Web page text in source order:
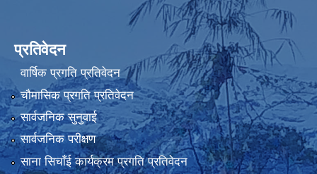
प्रतिवेदन
वार्षिक प्रगति प्रतिवेदन
चौमासिक प्रगति प्रतिवेदन
सार्वजनिक सुनुवाई
सार्वजनिक परीक्षण
साना सिचाँई कार्यक्रम प्रगति प्रतिवेदन